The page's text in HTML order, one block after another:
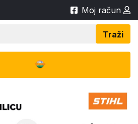
Moj račun
Traži